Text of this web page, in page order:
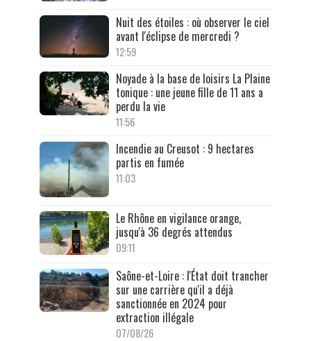
Nuit des étoiles : où observer le ciel
avant l'éclipse de mercredi ?
12:59
Noyade à la base de loisirs La Plaine
tonique : une jeune fille de 11 ans a
perdu la vie
11:56
Incendie au Creusot : 9 hectares
partis en fumée
11:03
Le Rhône en vigilance orange,
jusqu'à 36 degrés attendus
09:11
Saône-et-Loire : l'État doit trancher
sur une carrière qu'il a déjà
sanctionnée en 2024 pour
extraction illégale
07/08/26